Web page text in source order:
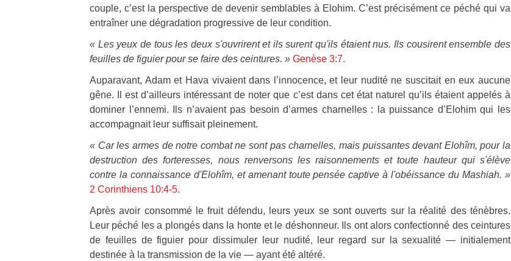
couple, c’est la perspective de devenir semblables à Elohim. C’est précisément ce péché qui va
entraîner une dégradation progressive de leur condition.
« Les yeux de tous les deux s'ouvrirent et ils surent qu'ils étaient nus. Ils cousirent ensemble des
feuilles de figuier pour se faire des ceintures. » Genèse 3:7.
Auparavant, Adam et Hava vivaient dans l’innocence, et leur nudité ne suscitait en eux aucune
gêne. Il est d’ailleurs intéressant de noter que c’est dans cet état naturel qu’ils étaient appelés à
dominer l’ennemi. Ils n’avaient pas besoin d’armes charnelles : la puissance d’Elohim qui les
accompagnait leur suffisait pleinement.
« Car les armes de notre combat ne sont pas charnelles, mais puissantes devant Elohîm, pour la
destruction des forteresses, nous renversons les raisonnements et toute hauteur qui s'élève
contre la connaissance d'Elohîm, et amenant toute pensée captive à l'obéissance du Mashiah. »
2 Corinthiens 10:4-5.
Après avoir consommé le fruit défendu, leurs yeux se sont ouverts sur la réalité des ténèbres.
Leur péché les a plongés dans la honte et le déshonneur. Ils ont alors confectionné des ceintures
de feuilles de figuier pour dissimuler leur nudité, leur regard sur la sexualité — initialement
destinée à la transmission de la vie — ayant été altéré.